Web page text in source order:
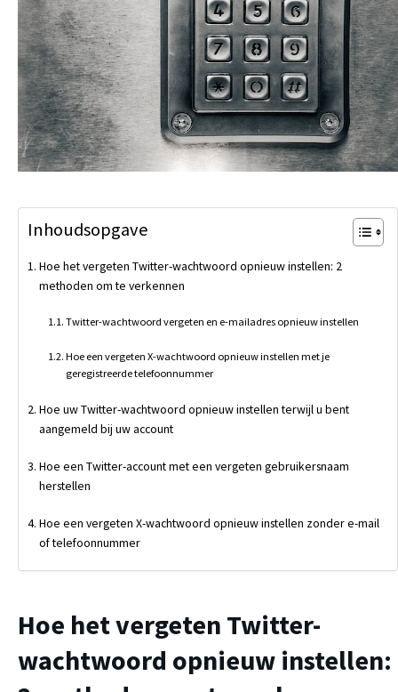
Inhoudsopgave
Hoe het vergeten Twitter-wachtwoord opnieuw instellen: 2
methoden om te verkennen
Twitter-wachtwoord vergeten en e-mailadres opnieuw instellen
Hoe een vergeten X-wachtwoord opnieuw instellen met je
geregistreerde telefoonnummer
Hoe uw Twitter-wachtwoord opnieuw instellen terwijl u bent
aangemeld bij uw account
Hoe een Twitter-account met een vergeten gebruikersnaam
herstellen
Hoe een vergeten X-wachtwoord opnieuw instellen zonder e-mail
of telefoonnummer
Hoe het vergeten Twitter-
wachtwoord opnieuw instellen: